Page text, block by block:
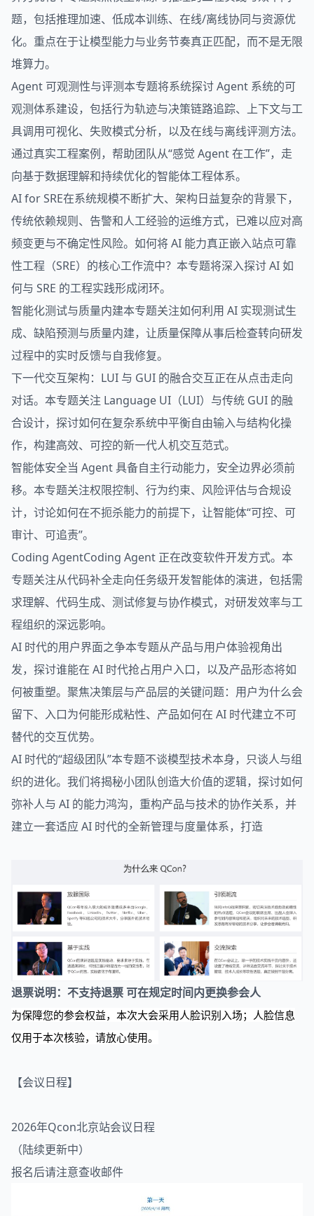
题，包括推理加速、低成本训练、在线/离线协同与资源优
化。重点在于让模型能力与业务节奏真正匹配，而不是无限
堆算力。
Agent 可观测性与评测本专题将系统探讨 Agent 系统的可
观测体系建设，包括行为轨迹与决策链路追踪、上下文与工
具调用可视化、失败模式分析，以及在线与离线评测方法。
通过真实工程案例，帮助团队从“感觉 Agent 在工作”，走
向基于数据理解和持续优化的智能体工程体系。
AI for SRE在系统规模不断扩大、架构日益复杂的背景下，
传统依赖规则、告警和人工经验的运维方式，已难以应对高
频变更与不确定性风险。如何将 AI 能力真正嵌入站点可靠
性工程（SRE）的核心工作流中？本专题将深入探讨 AI 如
何与 SRE 的工程实践形成闭环。
智能化测试与质量内建本专题关注如何利用 AI 实现测试生
成、缺陷预测与质量内建，让质量保障从事后检查转向研发
过程中的实时反馈与自我修复。
下一代交互架构：LUI 与 GUI 的融合交互正在从点击走向
对话。本专题关注 Language UI（LUI）与传统 GUI 的融
合设计，探讨如何在复杂系统中平衡自由输入与结构化操
作，构建高效、可控的新一代人机交互范式。
智能体安全当 Agent 具备自主行动能力，安全边界必须前
移。本专题关注权限控制、行为约束、风险评估与合规设
计，讨论如何在不扼杀能力的前提下，让智能体“可控、可
审计、可追责”。
Coding AgentCoding Agent 正在改变软件开发方式。本
专题关注从代码补全走向任务级开发智能体的演进，包括需
求理解、代码生成、测试修复与协作模式，对研发效率与工
程组织的深远影响。
AI 时代的用户界面之争本专题从产品与用户体验视角出
发，探讨谁能在 AI 时代抢占用户入口，以及产品形态将如
何被重塑。聚焦决策层与产品层的关键问题：用户为什么会
留下、入口为何能形成粘性、产品如何在 AI 时代建立不可
替代的交互优势。
AI 时代的“超级团队”本专题不谈模型技术本身，只谈人与组
织的进化。我们将揭秘小团队创造大价值的逻辑，探讨如何
弥补人与 AI 的能力鸿沟，重构产品与技术的协作关系，并
建立一套适应 AI 时代的全新管理与度量体系，打造
退票说明：不支持退票 可在规定时间内更换参会人
为保障您的参会权益，本次大会采用人脸识别入场；人脸信息
仅用于本次核验，请放心使用。
【会议日程】
2026年Qcon北京站会议日程
（陆续更新中）
报名后请注意查收邮件